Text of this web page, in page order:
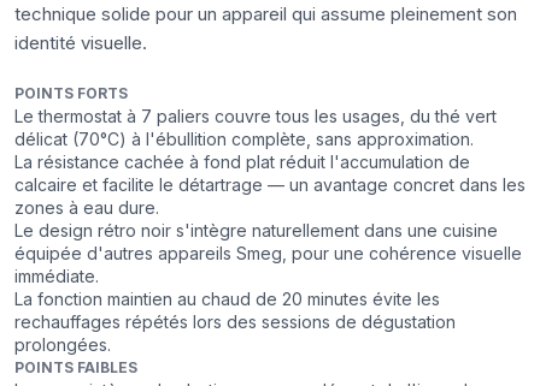
technique solide pour un appareil qui assume pleinement son
identité visuelle.
POINTS FORTS
Le thermostat à 7 paliers couvre tous les usages, du thé vert
délicat (70°C) à l'ébullition complète, sans approximation.
La résistance cachée à fond plat réduit l'accumulation de
calcaire et facilite le détartrage — un avantage concret dans les
zones à eau dure.
Le design rétro noir s'intègre naturellement dans une cuisine
équipée d'autres appareils Smeg, pour une cohérence visuelle
immédiate.
La fonction maintien au chaud de 20 minutes évite les
rechauffages répétés lors des sessions de dégustation
prolongées.
POINTS FAIBLES